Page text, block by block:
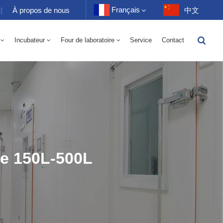
| À propos de nous Français
Français
Português
中文
Incubateur Four de laboratoire Service Contact
150L-500L